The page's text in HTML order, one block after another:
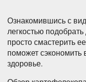
Ознакомившись с
легкостью
просто смастерить
поможет сэкономить
здоровье.